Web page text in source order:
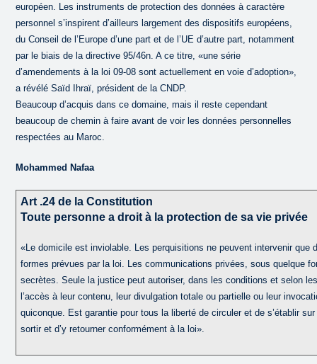
européen. Les instruments de protection des données à caractère
personnel s’inspirent d’ailleurs largement des dispositifs européens,
du Conseil de l’Europe d’une part et de l’UE d’autre part, notamment
par le biais de la directive 95/46n. A ce titre, «une série
d’amendements à la loi 09-08 sont actuellement en voie d’adoption»,
a révélé Saïd Ihraï, président de la CNDP.
Beaucoup d’acquis dans ce domaine, mais il reste cependant
beaucoup de chemin à faire avant de voir les données personnelles
respectées au Maroc.
Mohammed Nafaa
Art .24 de la Constitution
Toute personne a droit à la protection de sa vie privée
«Le domicile est inviolable. Les perquisitions ne peuvent intervenir que
formes prévues par la loi. Les communications privées, sous quelque
secrètes. Seule la justice peut autoriser, dans les conditions et selon
l’accès à leur contenu, leur divulgation totale ou partielle ou leur
quiconque. Est garantie pour tous la liberté de circuler et de s’établir sur
sortir et d’y retourner conformément à la loi».